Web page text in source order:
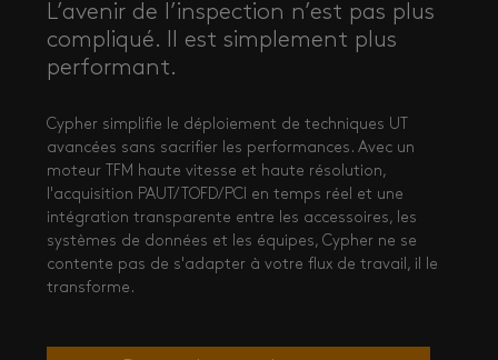
L’avenir de l’inspection n’est pas plus
compliqué. Il est simplement plus
performant.
Cypher simplifie le déploiement de techniques UT
avancées sans sacrifier les performances. Avec un
moteur TFM haute vitesse et haute résolution,
l'acquisition PAUT/TOFD/PCI en temps réel et une
intégration transparente entre les accessoires, les
systèmes de données et les équipes, Cypher ne se
contente pas de s'adapter à votre flux de travail, il le
transforme.